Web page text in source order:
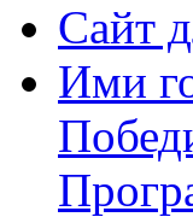
Сайт
Ими